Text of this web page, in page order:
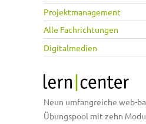
Projektmanagement
Alle Fachrichtungen
Digitalmedien
Neun umfangreiche web-
Übungspool mit zehn